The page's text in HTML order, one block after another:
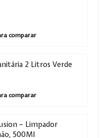
comparar
2 Litros Verde
comparar
– Limpador
500Ml